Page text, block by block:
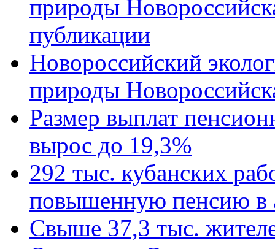
природы
публикации
Новороссийский
природы
Размер выплат
вырос до 19,3%
292 тыс. кубанских
повышенную пенсию в
Свыше 37,3 тыс.